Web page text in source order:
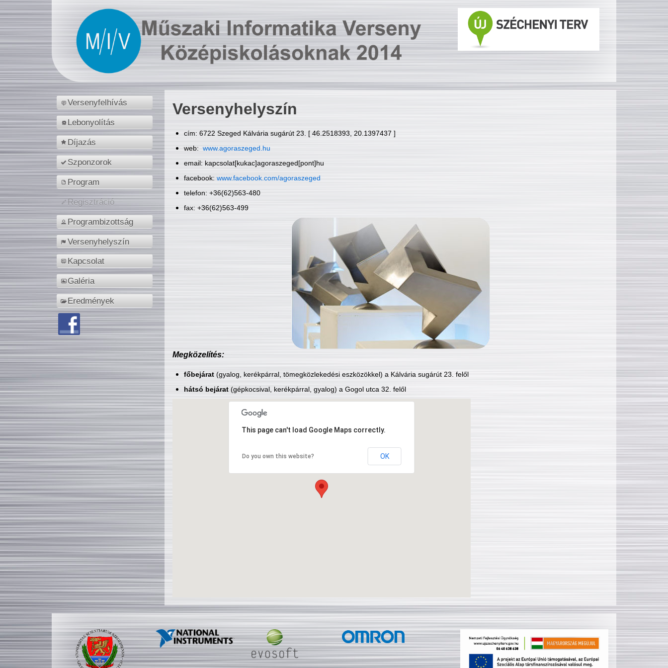
Versenyfelhívás
Lebonyolítás
Díjazás
Szponzorok
Program
Regisztráció
Programbizottság
Versenyhelyszín
Kapcsolat
Galéria
Eredmények
Versenyhelyszín
cím: 6722 Szeged Kálvária sugárút 23. [ 46.2518393, 20.1397437 ]
web: www.agoraszeged.hu
email: kapcsolat[kukac]agoraszeged[pont]hu
facebook: www.facebook.com/agoraszeged
telefon: +36(62)563-480
fax: +36(62)563-499
Megközelítés:
főbejárat(gyalog, kerékpárral, tömegközlekedési eszközökkel) a Kálvária sugárút 23. felől
hátsó bejárat(gépkocsival, kerékpárral, gyalog) a Gogol utca 32. felől
This page can't load Google Maps correctly.
Do you own this website? OK